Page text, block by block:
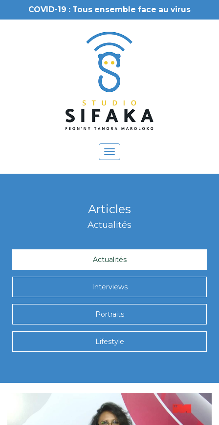
COVID-19 : Tous ensemble face au virus
Toggle
navigation
Articles
Actualités
Actualités
Interviews
Portraits
Lifestyle